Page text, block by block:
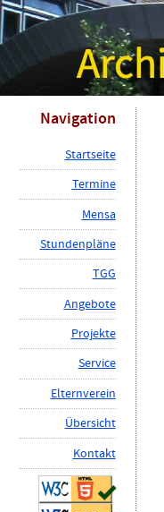
Navigation
Startseite
Termine
Mensa
Stundenpläne
TGG
Angebote
Projekte
Service
Elternverein
Übersicht
Kontakt